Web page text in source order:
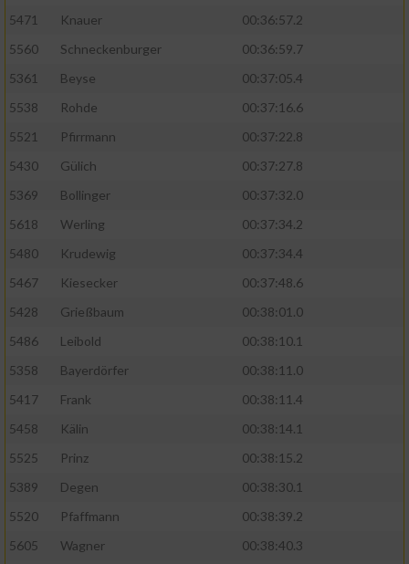
5471
Knauer
00:36:57.2
5560
Schneckenburger
00:36:59.7
5361
Beyse
00:37:05.4
5538
Rohde
00:37:16.6
5521
Pfirrmann
00:37:22.8
5430
Gülich
00:37:27.8
5369
Bollinger
00:37:32.0
5618
Werling
00:37:34.2
5480
Krudewig
00:37:34.4
5467
Kiesecker
00:37:48.6
5428
Grießbaum
00:38:01.0
5486
Leibold
00:38:10.1
5358
Bayerdörfer
00:38:11.0
5417
Frank
00:38:11.4
5458
Kälin
00:38:14.1
5525
Prinz
00:38:15.2
5389
Degen
00:38:30.1
5520
Pfaffmann
00:38:39.2
5605
Wagner 00:38:40.3